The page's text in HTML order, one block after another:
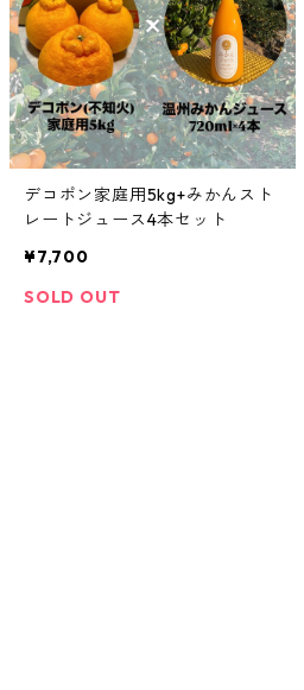
デコポン家庭用5kg+みかんスト
レートジュース4本セット
¥7,700
SOLD OUT